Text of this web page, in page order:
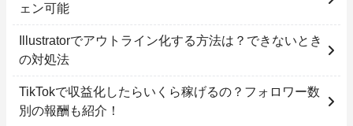
ェン可能
Illustratorでアウトライン化する方法は？できないとき
の対処法
TikTokで収益化したらいくら稼げるの？フォロワー数
別の報酬も紹介！